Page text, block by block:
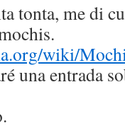
tonta, me di
wiki/
una entrada